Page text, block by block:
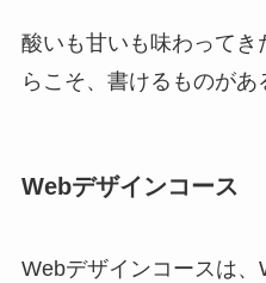
酸いも甘いも味わって
らこそ、書けるものがあ
Webデザインコース
Webデザインコースは